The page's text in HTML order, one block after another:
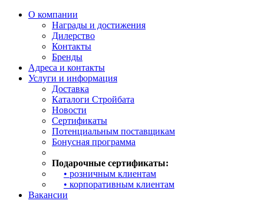
О компании
Награды и достижения
Дилерство
Контакты
Бренды
Адреса и контакты
Услуги и информация
Доставка
Каталоги Стройбата
Новости
Сертификаты
Потенциальным поставщикам
Бонусная программа
Подарочные сертификаты:
• розничным клиентам
• корпоративным клиентам
Вакансии